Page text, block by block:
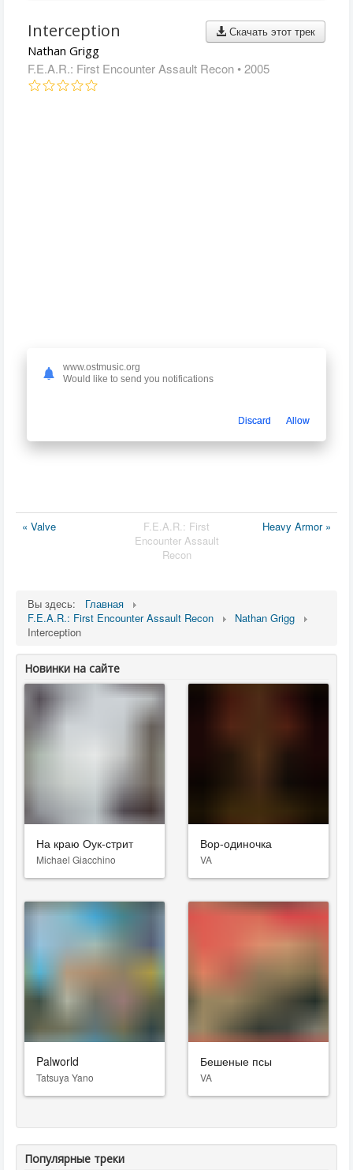
Скачать этот трек
Interception
Nathan Grigg
F.E.A.R.: First Encounter Assault Recon • 2005
« Valve
F.E.A.R.: First
Encounter Assault
Recon
Heavy Armor »
Вы здесь:
Главная
F.E.A.R.: First Encounter Assault Recon
Nathan Grigg
Interception
Новинки на сайте
На краю Оук-стрит
Michael Giacchino
Вор-одиночка
VA
Palworld
Tatsuya Yano
Бешеные псы
VA
Популярные треки
www.ostmusic.org
Would like to send you notifications
Discard Allow